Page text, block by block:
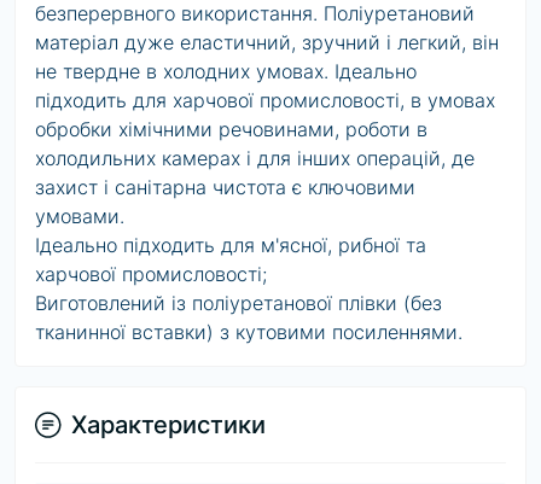
безперервного використання. Поліуретановий
матеріал дуже еластичний, зручний і легкий, він
не твердне в холодних умовах. Ідеально
підходить для харчової промисловості, в умовах
обробки хімічними речовинами, роботи в
холодильних камерах і для інших операцій, де
захист і санітарна чистота є ключовими
умовами.
Ідеально підходить для м'ясної, рибної та
харчової промисловості;
Виготовлений із поліуретанової плівки (без
тканинної вставки) з кутовими посиленнями.
Характеристики